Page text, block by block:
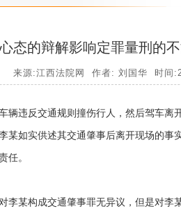
态的辩解影响定罪量刑的
来源:江西法院网 作者: 刘国华 时间:
违反交通规则撞伤行人，然后驾车离
某如实供述其交通肇事后离开现场的事
任。
某构成交通肇事罪无异议，但是对李